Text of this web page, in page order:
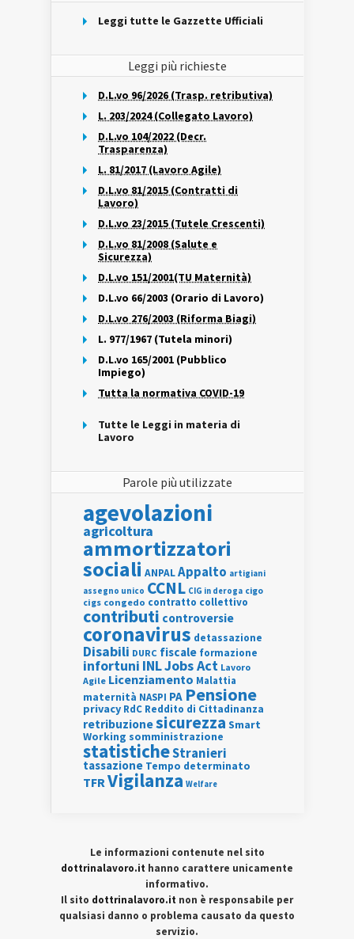
Leggi tutte le Gazzette Ufficiali
Leggi più richieste
D.L.vo 96/2026 (Trasp. retributiva)
L. 203/2024 (Collegato Lavoro)
D.L.vo 104/2022 (Decr.
Trasparenza)
L. 81/2017 (Lavoro Agile)
D.L.vo 81/2015 (Contratti di
Lavoro)
D.L.vo 23/2015 (Tutele Crescenti)
D.L.vo 81/2008 (Salute e
Sicurezza)
D.L.vo 151/2001(TU Maternità)
D.L.vo 66/2003 (Orario di Lavoro)
D.L.vo 276/2003 (Riforma Biagi)
L. 977/1967 (Tutela minori)
D.L.vo 165/2001 (Pubblico
Impiego)
Tutta la normativa COVID-19
Tutte le Leggi in materia di
Lavoro
Parole più utilizzate
agevolazioni
agricoltura
ammortizzatori
sociali ANPALAppalto artigiani
assegno unico CCNL CIG in deroga cigo
cigs congedo contratto collettivo
contributi controversie
coronavirus detassazione
Disabili DURC fiscale formazione
infortuni INLJobs Act Lavoro
Agile Licenziamento Malattia
maternità NASPI PA Pensione
privacy RdC Reddito di Cittadinanza
retribuzionesicurezza Smart
Working somministrazione
statisticheStranieri
tassazione Tempo determinato
TFRVigilanza Welfare
Le informazioni contenute nel sito
dottrinalavoro.it hanno carattere unicamente
informativo.
Il sito dottrinalavoro.it non è responsabile per
qualsiasi danno o problema causato da questo
servizio.